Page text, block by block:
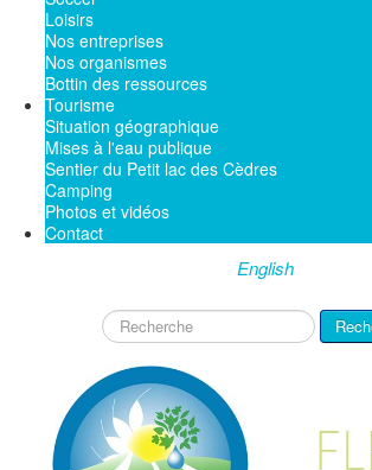
Loisirs
Nos entreprises
Nos organismes
Bottin des ressources
Tourisme
Situation géographique
Mises à l'eau publique
Sentier du Petit lac des Cèdres
Camping
Photos et vidéos
Contact
English
Rechercher